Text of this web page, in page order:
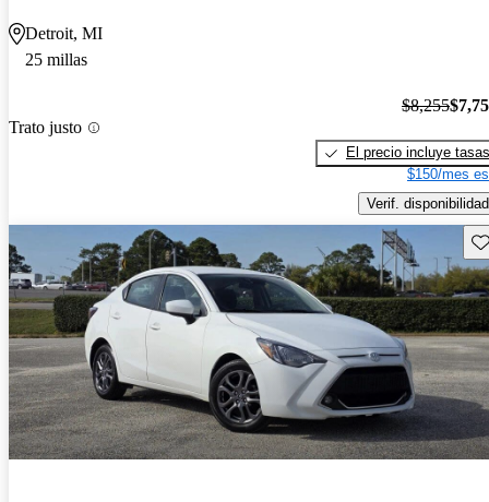
Detroit, MI
25 millas
Trato justo
$8,255
El precio incluye tasas
$150/mes
Verif. disponibilidad